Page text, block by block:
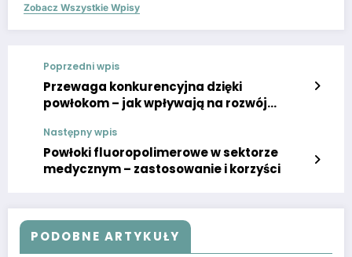
Zobacz Wszystkie Wpisy
Poprzedni wpis
Przewaga konkurencyjna dzięki
powłokom – jak wpływają na rozwój
Następny wpis
Powłoki fluoropolimerowe w sektorze
medycznym – zastosowanie i korzyści
PODOBNE ARTYKUŁY